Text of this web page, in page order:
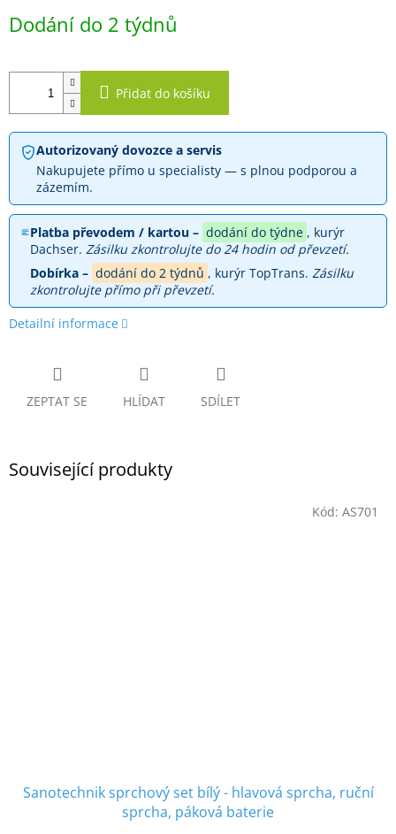
cena:
Dodání do 2 týdnů
Přidat do košíku
Autorizovaný dovozce a servis
Nakupujete přímo u specialisty — s plnou podporou a
zázemím.
Platba převodem / kartou – dodání do týdne , kurýr
Dachser. Zásilku zkontrolujte do 24 hodin od převzetí.
Dobírka – dodání do 2 týdnů , kurýr TopTrans. Zásilku
zkontrolujte přímo při převzetí.
Detailní informace
ZEPTAT SE HLÍDAT SDÍLET
Související produkty
Sanotechnik sprchový set bílý - hlavová sprcha, ruční
sprcha, páková baterie
Kód: AS701